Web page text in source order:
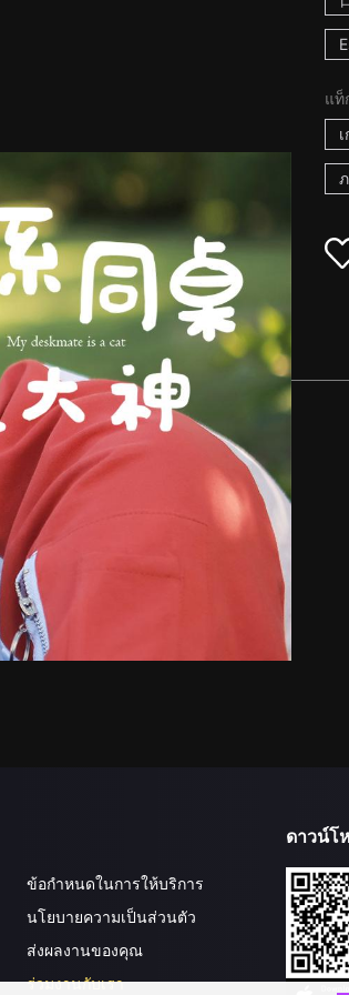
แท็
ข้อกำหนดในการให้บริการ
นโยบายความเป็นส่วนตัว
ส่งผลงานของคุณ
ร่วมงานกับเรา
ดาวน์โ